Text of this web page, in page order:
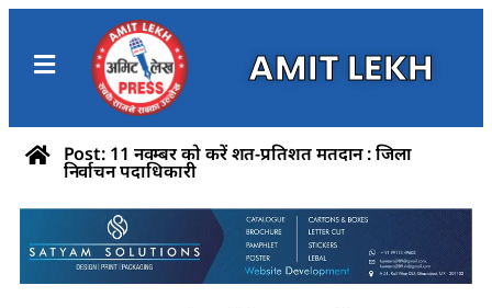
AMIT LEKH
Post: 11 नवम्बर को करें शत-प्रतिशत मतदान : जिला
निर्वाचन पदाधिकारी